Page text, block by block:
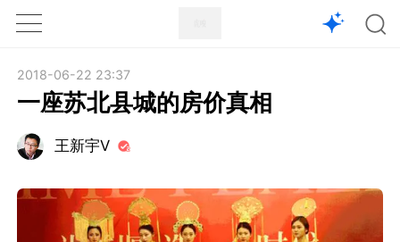
1X
2018-06-22 23:37
一座苏北县城的房价真相
王新宇V